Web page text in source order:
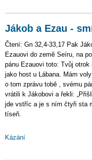
Jákob a Ezau -
Čtení: Gn 32,4-33,17 Pak
Ezauovi do země Seíru, na
pánu Ezauovi toto: Tvůj
jako host u Lábana. Mám
o tom zprávu tobě , svému
vrátili k Jákobovi a řekli:
jde vstříc a je s ním čtyři sta
tíseň.
Kázání